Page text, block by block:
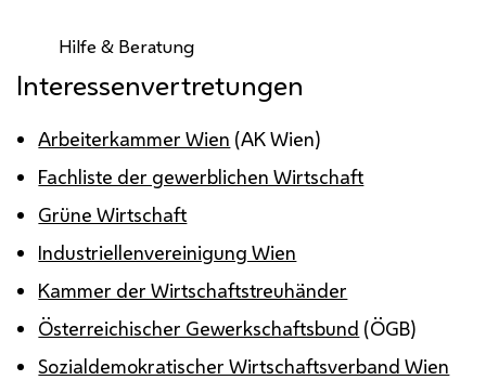
Hilfe & Beratung
Interessenvertretungen
Arbeiterkammer Wien (AK Wien)
Fachliste der gewerblichen Wirtschaft
Grüne Wirtschaft
Industriellenvereinigung Wien
Kammer der Wirtschaftstreuhänder
Österreichischer Gewerkschaftsbund (ÖGB)
Sozialdemokratischer Wirtschaftsverband Wien